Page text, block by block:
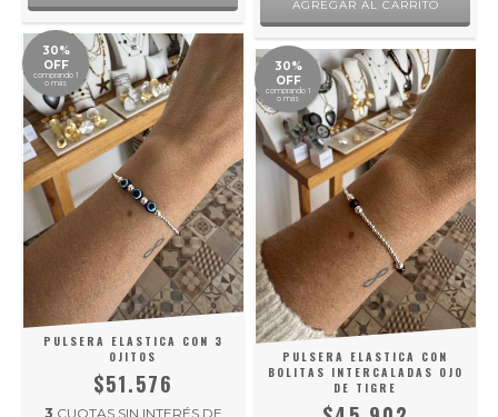
30%
OFF
comprando 1
o más
PULSERA ELASTICA CON 3
OJITOS
$51.576
3 CUOTAS SIN INTERÉS DE
30%
OFF
comprando 1
o más
PULSERA ELASTICA CON
BOLITAS INTERCALADAS OJO
DE TIGRE